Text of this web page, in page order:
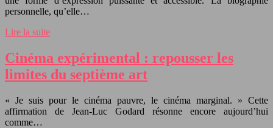
personnelle, qu’elle…
Lire la suite
Cinéma expérimental : repousser les
limites du septième art
« Je suis pour le cinéma pauvre, le cinéma marginal. » Cette
affirmation de Jean-Luc Godard résonne encore aujourd’hui
comme…